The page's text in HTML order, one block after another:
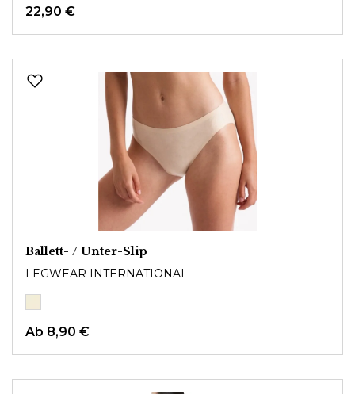
22,90 €
Ballett- / Unter-Slip
LEGWEAR INTERNATIONAL
Ab 8,90 €